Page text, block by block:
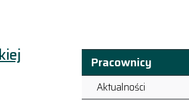
Pracownicy
Aktualności